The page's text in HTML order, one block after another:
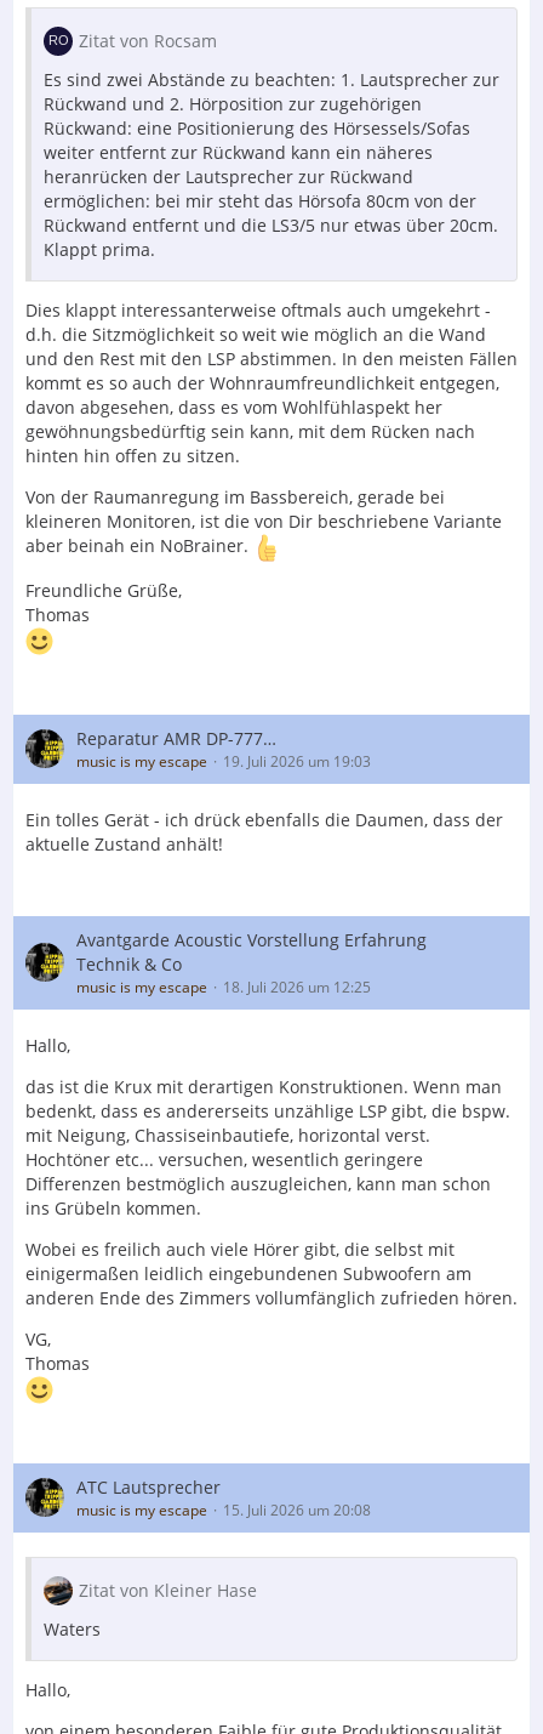
Zitat von Rocsam
Es sind zwei Abstände zu beachten: 1. Lautsprecher zur
Rückwand und 2. Hörposition zur zugehörigen
Rückwand: eine Positionierung des Hörsessels/Sofas
weiter entfernt zur Rückwand kann ein näheres
heranrücken der Lautsprecher zur Rückwand
ermöglichen: bei mir steht das Hörsofa 80cm von der
Rückwand entfernt und die LS3/5 nur etwas über 20cm.
Klappt prima.
Dies klappt interessanterweise oftmals auch umgekehrt -
d.h. die Sitzmöglichkeit so weit wie möglich an die Wand
und den Rest mit den LSP abstimmen. In den meisten Fällen
kommt es so auch der Wohnraumfreundlichkeit entgegen,
davon abgesehen, dass es vom Wohlfühlaspekt her
gewöhnungsbedürftig sein kann, mit dem Rücken nach
hinten hin offen zu sitzen.
Von der Raumanregung im Bassbereich, gerade bei
kleineren Monitoren, ist die von Dir beschriebene Variante
aber beinah ein NoBrainer.
Freundliche Grüße,
Thomas
Reparatur AMR DP-777…
music is my escape 19. Juli 2026 um 19:03
Ein tolles Gerät - ich drück ebenfalls die Daumen, dass der
aktuelle Zustand anhält!
Avantgarde Acoustic Vorstellung Erfahrung
Technik & Co
music is my escape 18. Juli 2026 um 12:25
Hallo,
das ist die Krux mit derartigen Konstruktionen. Wenn man
bedenkt, dass es andererseits unzählige LSP gibt, die bspw.
mit Neigung, Chassiseinbautiefe, horizontal verst.
Hochtöner etc... versuchen, wesentlich geringere
Differenzen bestmöglich auszugleichen, kann man schon
ins Grübeln kommen.
Wobei es freilich auch viele Hörer gibt, die selbst mit
einigermaßen leidlich eingebundenen Subwoofern am
anderen Ende des Zimmers vollumfänglich zufrieden hören.
VG,
Thomas
ATC Lautsprecher
music is my escape 15. Juli 2026 um 20:08
Zitat von Kleiner Hase
Waters
Hallo,